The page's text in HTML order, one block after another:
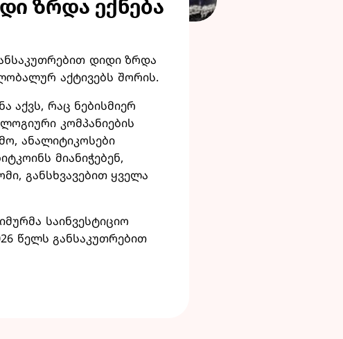
ზრდა ექნება
დიდი ზრდა
აქტივებს შორის.
აქვს, რაც ნებისმიერ
კომპანიების
ანალიტიკოსები
მიანიჭებენ,
განსხვავებით ყველა
საინვესტიციო
წელს განსაკუთრებით